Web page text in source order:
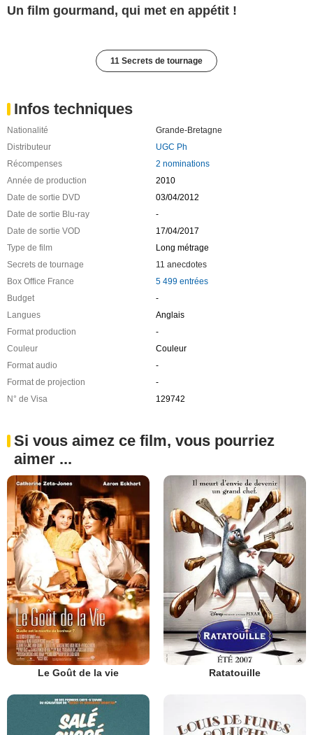
Un film gourmand, qui met en appétit !
11 Secrets de tournage
Infos techniques
Nationalité
Grande-Bretagne
Distributeur
UGC Ph
Récompenses
2 nominations
Année de production
2010
Date de sortie DVD
03/04/2012
Date de sortie Blu-ray
-
Date de sortie VOD
17/04/2017
Type de film
Long métrage
Secrets de tournage
11 anecdotes
Box Office France
5 499 entrées
Budget
-
Langues
Anglais
Format production
-
Couleur
Couleur
Format audio
-
Format de projection
-
N° de Visa
129742
Si vous aimez ce film, vous pourriez
aimer ...
Le Goût de la vie Ratatouille